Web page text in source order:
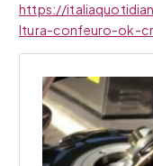
https://
ltura-confeuro-ok-